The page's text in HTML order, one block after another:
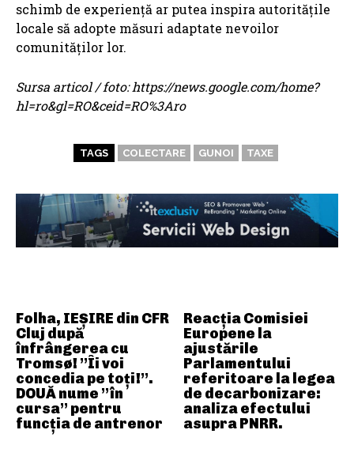
Folha, IEȘIRE din CFR
Cluj după
înfrângerea cu
Tromsø! ”Îi voi
concedia pe toți!”.
DOUĂ nume ”în
cursa” pentru
funcția de antrenor
Reacția Comisiei
Europene la
ajustările
Parlamentului
referitoare la legea
de decarbonizare:
analiza efectului
asupra PNRR.
schimb de experiență ar putea inspira autoritățile
locale să adopte măsuri adaptate nevoilor
comunităților lor.
Sursa articol / foto: https://news.google.com/home?
hl=ro&gl=RO&ceid=RO%3Aro
TAGS COLECTARE GUNOI TAXE